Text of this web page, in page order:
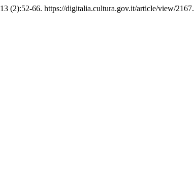
13 (2):52-66. https://digitalia.cultura.gov.it/article/view/2167.